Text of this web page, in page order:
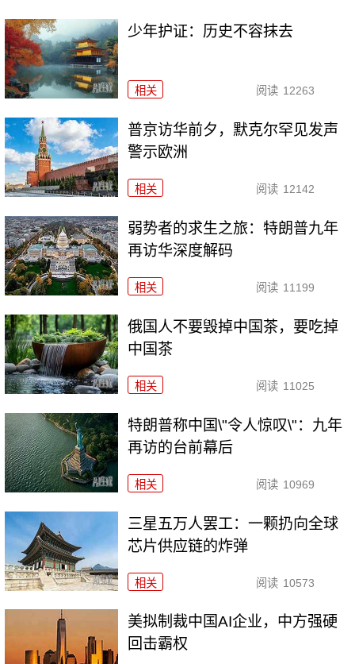
少年护证：历史不容抹去
相关 阅读 12263
普京访华前夕，默克尔罕见发声
警示欧洲
相关 阅读 12142
弱势者的求生之旅：特朗普九年
再访华深度解码
相关 阅读 11199
俄国人不要毁掉中国茶，要吃掉
中国茶
相关 阅读 11025
特朗普称中国\"令人惊叹\"：九年
再访的台前幕后
相关 阅读 10969
三星五万人罢工：一颗扔向全球
芯片供应链的炸弹
相关 阅读 10573
美拟制裁中国AI企业，中方强硬
回击霸权